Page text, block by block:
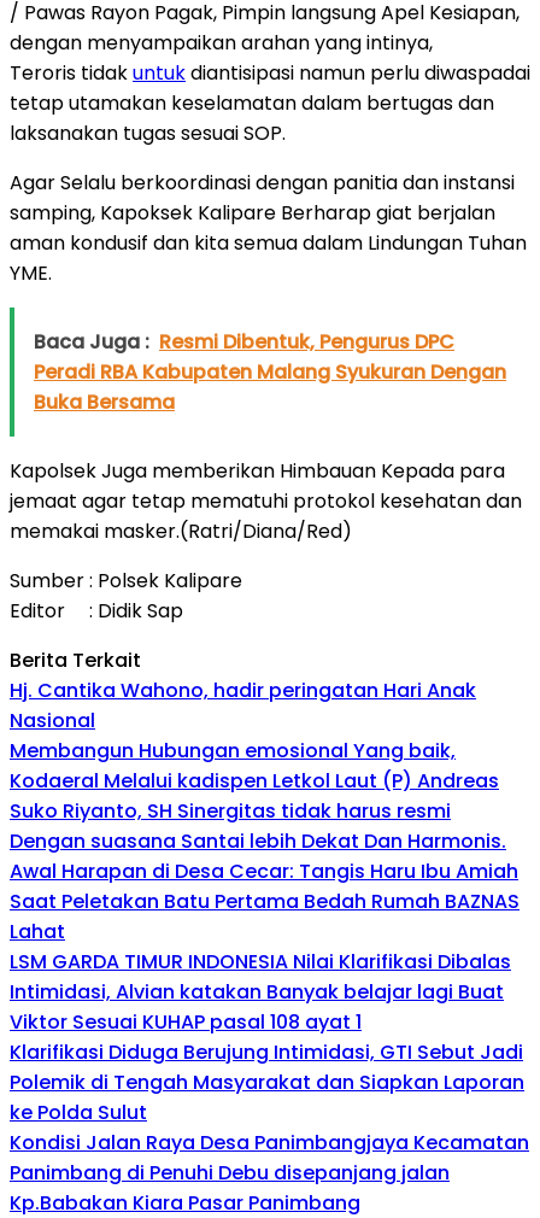
/ Pawas Rayon Pagak, Pimpin langsung Apel Kesiapan,
dengan menyampaikan arahan yang intinya,
Teroris tidakuntukdiantisipasi namun perlu diwaspadai
tetap utamakan keselamatan dalam bertugas dan
laksanakan tugas sesuai SOP.
Agar Selalu berkoordinasi dengan panitia dan instansi
samping, Kapoksek Kalipare Berharap giat berjalan
aman kondusif dan kita semua dalam Lindungan Tuhan
YME.
Baca Juga : Resmi Dibentuk, Pengurus DPC
Peradi RBA Kabupaten Malang Syukuran Dengan
Buka Bersama
Kapolsek Juga memberikan Himbauan Kepada para
jemaat agar tetap mematuhi protokol kesehatan dan
memakai masker.(Ratri/Diana/Red)
Sumber : Polsek Kalipare
Editor : Didik Sap
Berita Terkait
Hj. Cantika Wahono, hadir peringatan Hari Anak
Nasional
Membangun Hubungan emosional Yang baik,
Kodaeral Melalui kadispen Letkol Laut (P) Andreas
Suko Riyanto, SH Sinergitas tidak harus resmi
Dengan suasana Santai lebih Dekat Dan Harmonis.
Awal Harapan di Desa Cecar: Tangis Haru Ibu Amiah
Saat Peletakan Batu Pertama Bedah Rumah BAZNAS
Lahat
LSM GARDA TIMUR INDONESIA Nilai Klarifikasi Dibalas
Intimidasi, Alvian katakan Banyak belajar lagi Buat
Viktor Sesuai KUHAP pasal 108 ayat 1
Klarifikasi Diduga Berujung Intimidasi, GTI Sebut Jadi
Polemik di Tengah Masyarakat dan Siapkan Laporan
ke Polda Sulut
Kondisi Jalan Raya Desa Panimbangjaya Kecamatan
Panimbang di Penuhi Debu disepanjang jalan
Kp.Babakan Kiara Pasar Panimbang